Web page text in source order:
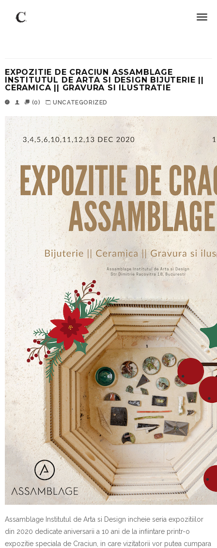
EXPOZITIE DE CRACIUN ASSAMBLAGE
INSTITUTUL DE ARTA SI DESIGN BIJUTERIE ||
CERAMICA || GRAVURA SI ILUSTRATIE
(0) UNCATEGORIZED
Assamblage Institutul de Arta si Design incheie seria expozitiilor
din 2020 dedicate aniversarii a 10 ani de la infiintare printr-o
expozitie speciala de Craciun, in care vizitatorii vor putea cumpara